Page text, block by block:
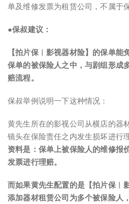
单及维修发票为租赁公司，不属于
●保叔建议：
【拍片保︱影视器材险】的保单能
保单的被保险人之中，与剧组形成
赔流程。
保叔举例说明一下这种情况：
黄先生所在的影视公司从横店的器
镜头在保险责任之内发生损坏进行理
资料是：保单上被保险人的维修报
发票进行理赔。
而如果黄先生配置的是【拍片保︱
添加器材租赁公司为多个被保险人